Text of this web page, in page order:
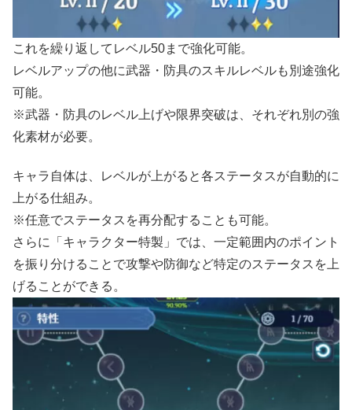
これを繰り返してレベル50まで強化可能。
レベルアップの他に武器・防具のスキルレベルも別途強化
可能。
※武器・防具のレベル上げや限界突破は、それぞれ別の強
化素材が必要。
キャラ自体は、レベルが上がると各ステータスが自動的に
上がる仕組み。
※任意でステータスを再分配することも可能。
さらに「キャラクター特製」では、一定範囲内のポイント
を振り分けることで攻撃や防御など特定のステータスを上
げることができる。